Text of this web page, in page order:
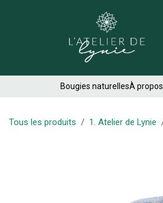
Bougies naturellesÀ propos
Tous les produits 1. Atelier de Lynie